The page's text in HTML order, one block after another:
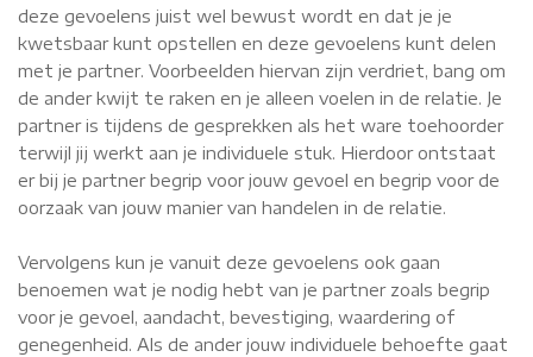
deze gevoelens juist wel bewust wordt en dat je je
kwetsbaar kunt opstellen en deze gevoelens kunt delen
met je partner. Voorbeelden hiervan zijn verdriet, bang om
de ander kwijt te raken en je alleen voelen in de relatie. Je
partner is tijdens de gesprekken als het ware toehoorder
terwijl jij werkt aan je individuele stuk. Hierdoor ontstaat
er bij je partner begrip voor jouw gevoel en begrip voor de
oorzaak van jouw manier van handelen in de relatie.
Vervolgens kun je vanuit deze gevoelens ook gaan
benoemen wat je nodig hebt van je partner zoals begrip
voor je gevoel, aandacht, bevestiging, waardering of
genegenheid. Als de ander jouw individuele behoefte gaat